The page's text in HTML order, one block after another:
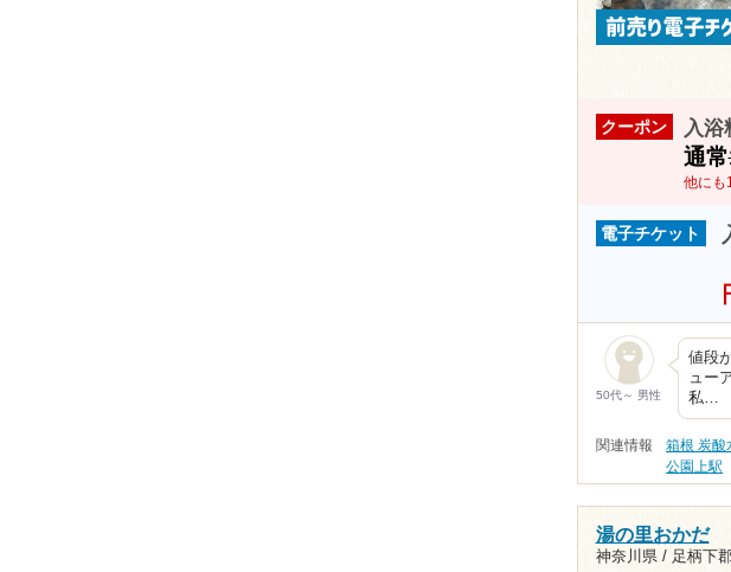
クーポン 入
通常
他にも
電子チケット
50代～ 男性
値段
ュー
私…
関連情報 箱根 炭酸
公園上駅
湯の里おかだ
神奈川県 / 足柄下